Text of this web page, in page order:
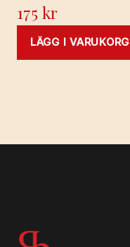
175kr
LÄGG I VARUKORG